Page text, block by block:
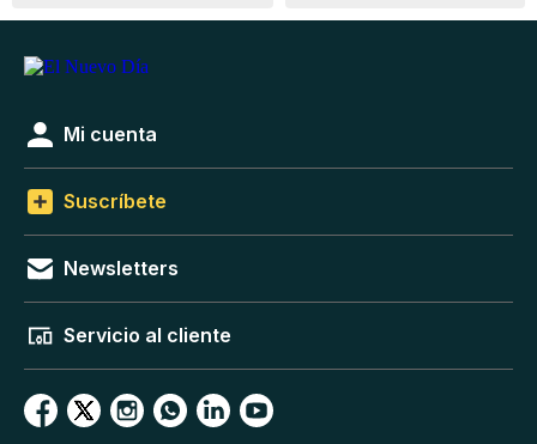
Mi cuenta
Suscríbete
Newsletters
Servicio al cliente